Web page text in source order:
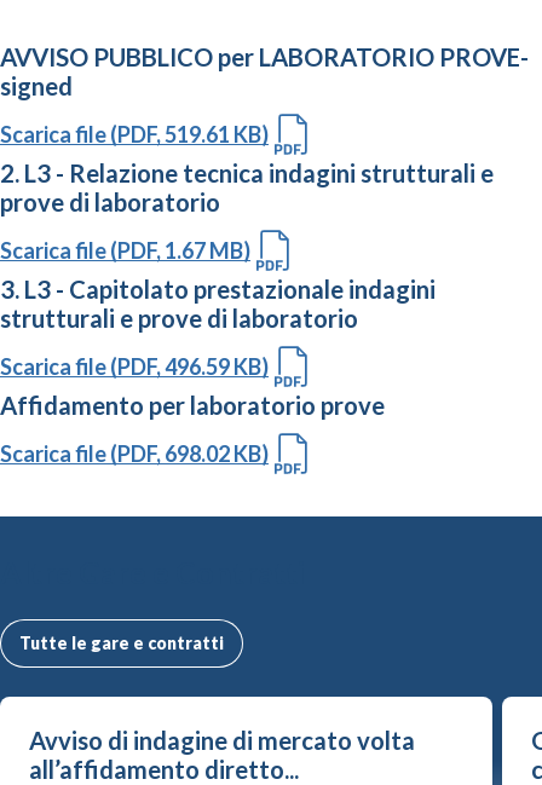
AVVISO PUBBLICO per LABORATORIO PROVE-
signed
Scarica file (PDF, 519.61 KB)
2. L3 - Relazione tecnica indagini strutturali e
prove di laboratorio
Scarica file (PDF, 1.67 MB)
3. L3 - Capitolato prestazionale indagini
strutturali e prove di laboratorio
Scarica file (PDF, 496.59 KB)
Affidamento per laboratorio prove
Scarica file (PDF, 698.02 KB)
Tutte le gare e contratti
Avviso di indagine di mercato volta
all’affidamento diretto...